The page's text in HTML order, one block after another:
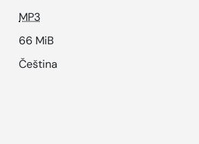
MP3
66 MiB
Čeština